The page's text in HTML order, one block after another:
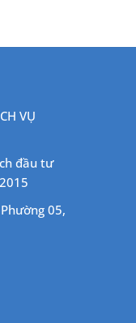
VỤ
đầu tư
05,